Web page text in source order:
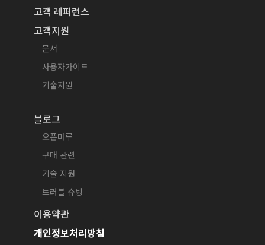
고객 레퍼런스
고객지원
문서
사용자가이드
기술지원
블로그
오픈마루
구매 관련
기술 지원
트러블 슈팅
이용약관
개인정보처리방침